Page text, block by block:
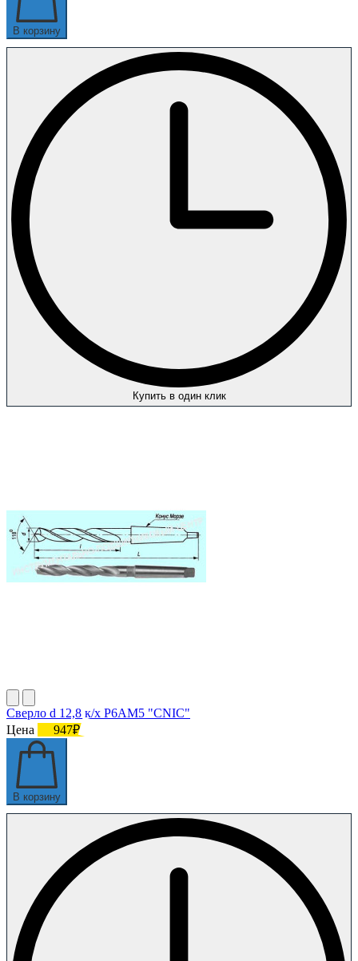
В корзину
Купить в один клик
Сверло d 12,8 к/х Р6АМ5 "CNIC"
Цена
947₽
В корзину